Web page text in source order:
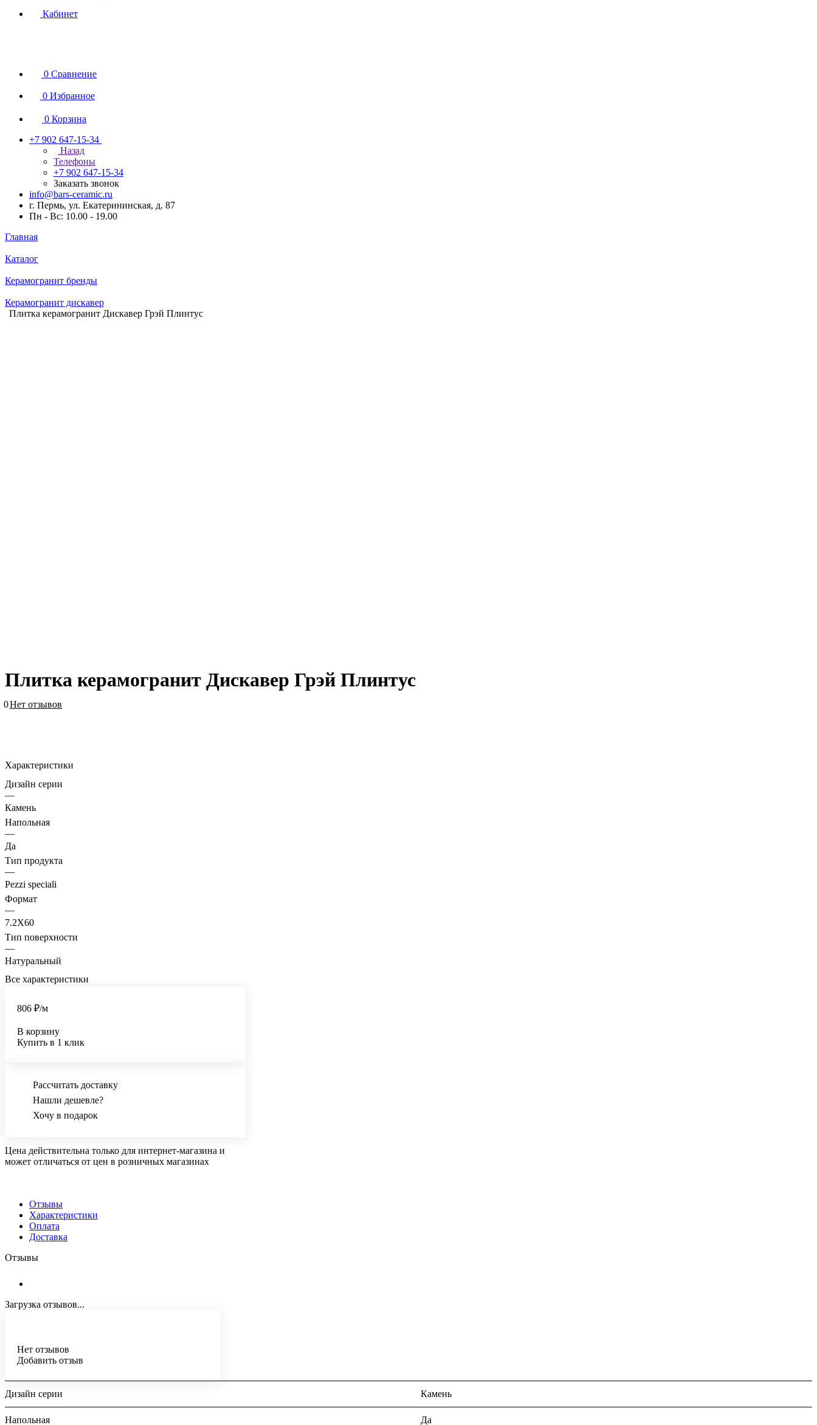
Кабинет
0 Сравнение
0 Избранное
0 Корзина
+7 902 647-15-34
Назад
Телефоны
+7 902 647-15-34
Заказать звонок
info@bars-ceramic.ru
г. Пермь, ул. Екатерининская, д. 87
Пн - Вс: 10.00 - 19.00
Главная
Каталог
Керамогранит бренды
Керамогранит дискавер
Плитка керамогранит Дискавер Грэй Плинтус
Плитка керамогранит Дискавер Грэй Плинтус
0Нет отзывов
Характеристики
Дизайн серии
—
Камень
Напольная
—
Да
Тип продукта
—
Pezzi speciali
Формат
—
7.2X60
Тип поверхности
—
Натуральный
Все характеристики
806 ₽/м
В корзину
Купить в 1 клик
Рассчитать доставку
Нашли дешевле?
Хочу в подарок
Цена действительна только для интернет-магазина и
может отличаться от цен в розничных магазинах
Отзывы
Характеристики
Оплата
Доставка
Отзывы
Загрузка отзывов...
Нет отзывов
Добавить отзыв
Дизайн серии Камень
Напольная Да